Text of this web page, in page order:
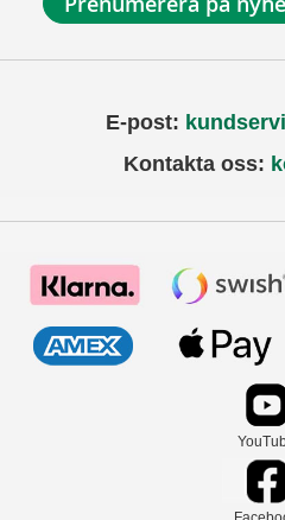
E-post:
Kontakta oss: